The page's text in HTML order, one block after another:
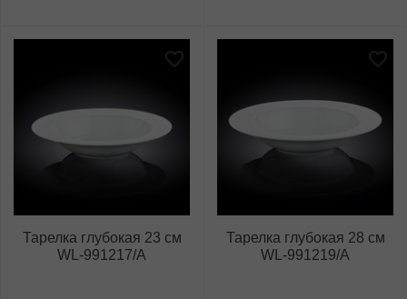
Тарелка глубокая 23 см
WL‑991217/A
Тарелка глубокая 28 см
WL‑991219/A